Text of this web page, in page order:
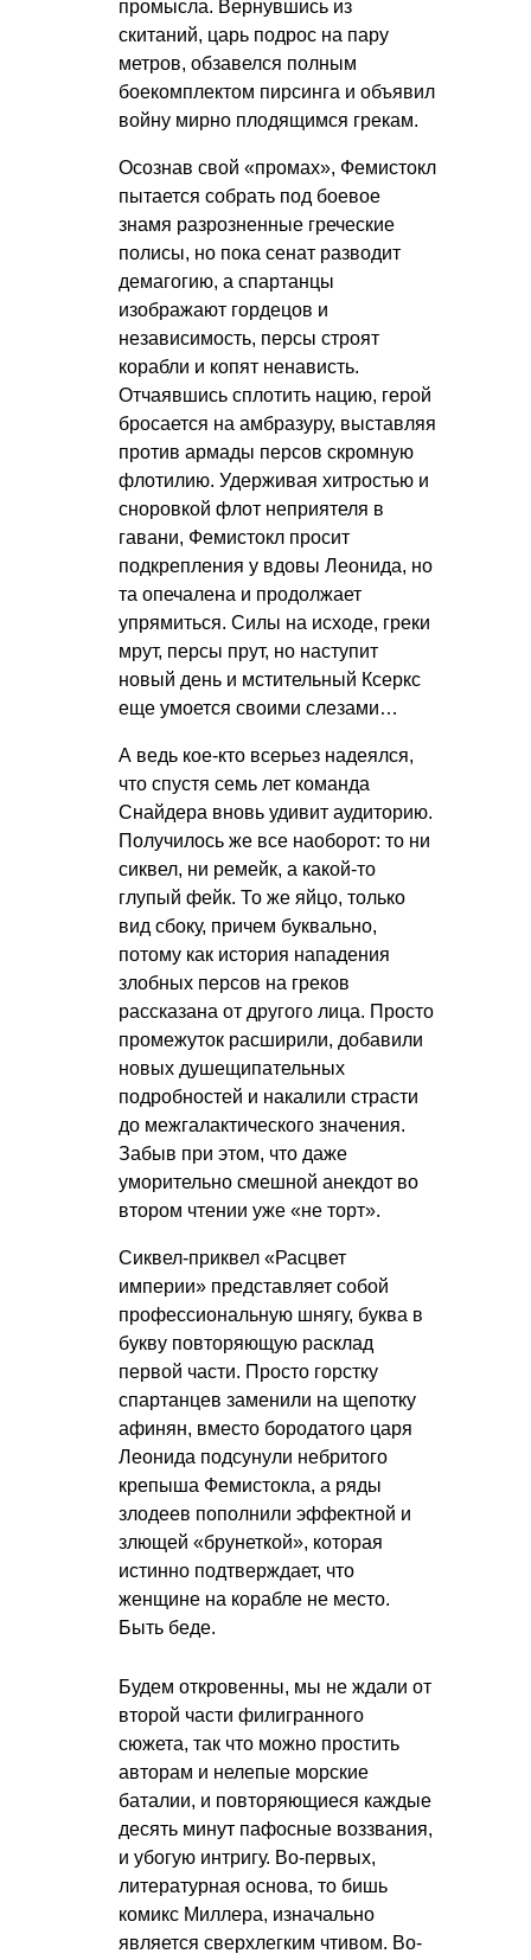
промысла. Вернувшись из
скитаний, царь подрос на пару
метров, обзавелся полным
боекомплектом пирсинга и объявил
войну мирно плодящимся грекам.
Осознав свой «промах», Фемистокл
пытается собрать под боевое
знамя разрозненные греческие
полисы, но пока сенат разводит
демагогию, а спартанцы
изображают гордецов и
независимость, персы строят
корабли и копят ненависть.
Отчаявшись сплотить нацию, герой
бросается на амбразуру, выставляя
против армады персов скромную
флотилию. Удерживая хитростью и
сноровкой флот неприятеля в
гавани, Фемистокл просит
подкрепления у вдовы Леонида, но
та опечалена и продолжает
упрямиться. Силы на исходе, греки
мрут, персы прут, но наступит
новый день и мстительный Ксеркс
еще умоется своими слезами…
А ведь кое-кто всерьез надеялся,
что спустя семь лет команда
Снайдера вновь удивит аудиторию.
Получилось же все наоборот: то ни
сиквел, ни ремейк, а какой-то
глупый фейк. То же яйцо, только
вид сбоку, причем буквально,
потому как история нападения
злобных персов на греков
рассказана от другого лица. Просто
промежуток расширили, добавили
новых душещипательных
подробностей и накалили страсти
до межгалактического значения.
Забыв при этом, что даже
уморительно смешной анекдот во
втором чтении уже «не торт».
Сиквел-приквел «Расцвет
империи» представляет собой
профессиональную шнягу, буква в
букву повторяющую расклад
первой части. Просто горстку
спартанцев заменили на щепотку
афинян, вместо бородатого царя
Леонида подсунули небритого
крепыша Фемистокла, а ряды
злодеев пополнили эффектной и
злющей «брунеткой», которая
истинно подтверждает, что
женщине на корабле не место.
Быть беде.
Будем откровенны, мы не ждали от
второй части филигранного
сюжета, так что можно простить
авторам и нелепые морские
баталии, и повторяющиеся каждые
десять минут пафосные воззвания,
и убогую интригу. Во-первых,
литературная основа, то бишь
комикс Миллера, изначально
является сверхлегким чтивом. Во-